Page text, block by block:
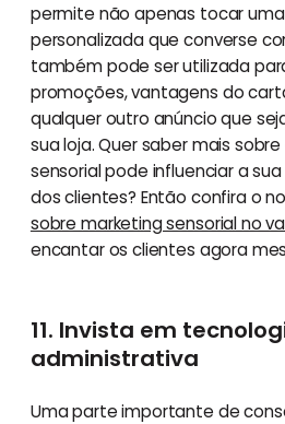
permite não apenas tocar
personalizada que converse
também pode ser utilizada
promoções, vantagens do
qualquer outro anúncio que
sua loja. Quer saber mais
sensorial pode influenciar a
dos clientes? Então confira o
sobre marketing sensorial no
encantar os clientes agora
11. Invista em
administrativa
Uma parte importante de